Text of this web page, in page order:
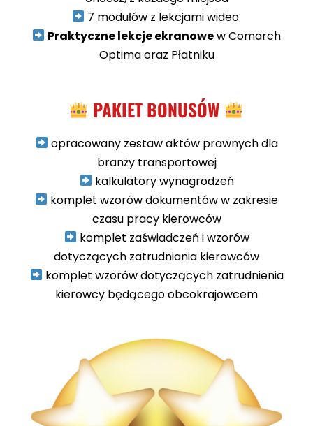
7 modułów z lekcjami wideo
Praktyczne lekcje ekranowew Comarch
Optima oraz Płatniku
PAKIET BONUSÓW
opracowany zestaw aktów prawnych dla
branży transportowej
kalkulatory wynagrodzeń
komplet wzorów dokumentów w zakresie
czasu pracy kierowców
komplet zaświadczeń i wzorów
dotyczących zatrudniania kierowców
komplet wzorów dotyczących zatrudnienia
kierowcy będącego obcokrajowcem